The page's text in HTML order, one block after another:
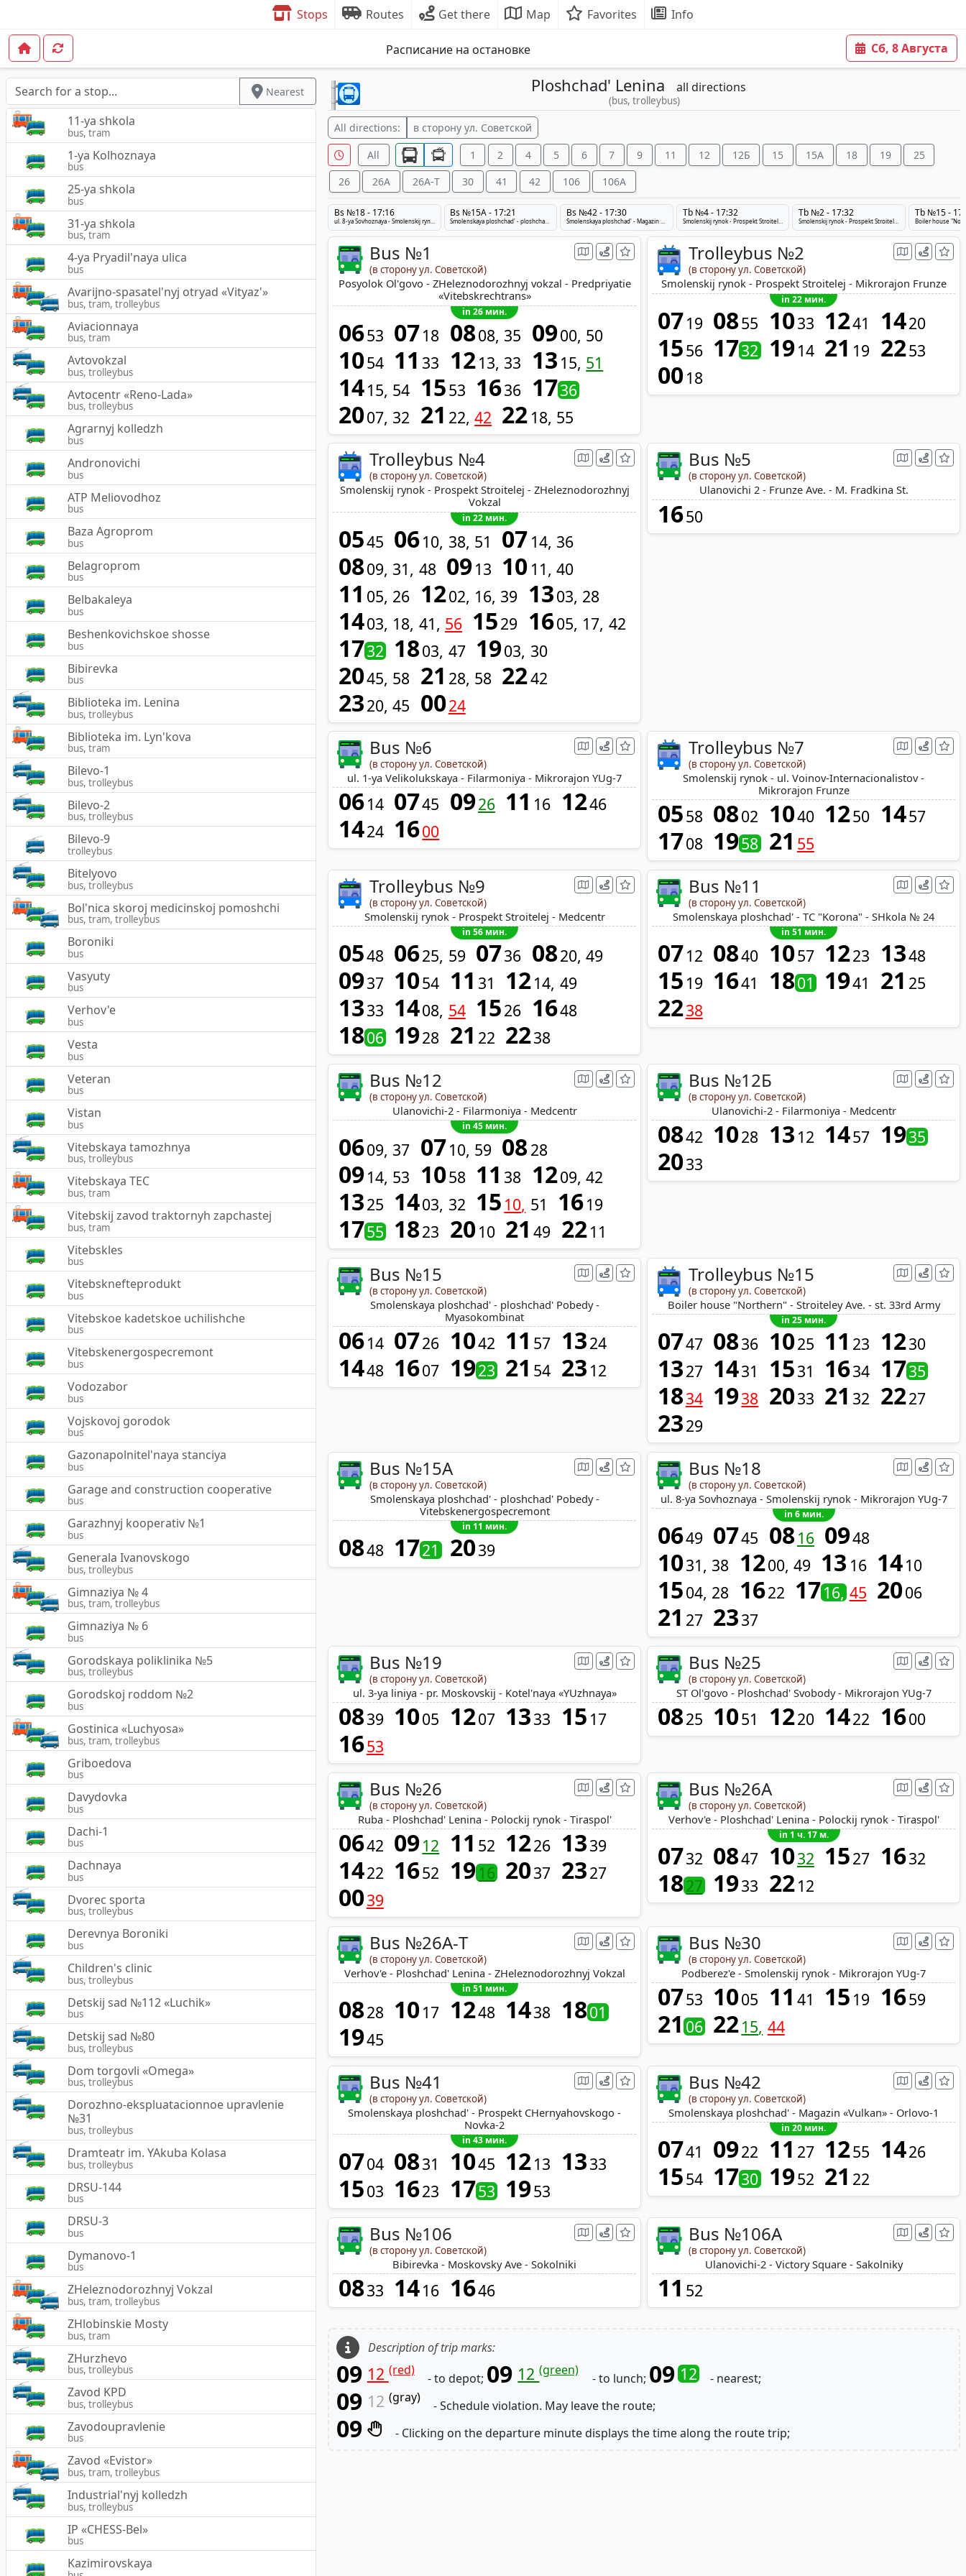
Stops Routes Get there Map Favorites Info
Расписание на остановке Сб, 8 Августа
Nearest
11-ya shkola
bus, tram
1-ya Kolhoznaya
bus
25-ya shkola
bus
31-ya shkola
bus, tram
4-ya Pryadil'naya ulica
bus
Avarijno-spasatel'nyj otryad «Vityaz'»
bus, tram, trolleybus
Aviacionnaya
bus, tram
Avtovokzal
bus, trolleybus
Avtocentr «Reno-Lada»
bus, trolleybus
Agrarnyj kolledzh
bus
Andronovichi
bus
ATP Meliovodhoz
bus
Baza Agroprom
bus
Belagroprom
bus
Belbakaleya
bus
Beshenkovichskoe shosse
bus
Bibirevka
bus
Biblioteka im. Lenina
bus, trolleybus
Biblioteka im. Lyn'kova
bus, tram
Bilevo-1
bus, trolleybus
Bilevo-2
bus, trolleybus
Bilevo-9
trolleybus
Bitelyovo
bus, trolleybus
Bol'nica skoroj medicinskoj pomoshchi
bus, tram, trolleybus
Boroniki
bus
Vasyuty
bus
Verhov'e
bus
Vesta
bus
Veteran
bus
Vistan
bus
Vitebskaya tamozhnya
bus, trolleybus
Vitebskaya TEC
bus, tram
Vitebskij zavod traktornyh zapchastej
bus, tram
Vitebskles
bus
Vitebsknefteprodukt
bus
Vitebskoe kadetskoe uchilishche
bus
Vitebskenergospecremont
bus
Vodozabor
bus
Vojskovoj gorodok
bus
Gazonapolnitel'naya stanciya
bus
Garage and construction cooperative
bus
Garazhnyj kooperativ №1
bus
Generala Ivanovskogo
bus, trolleybus
Gimnaziya № 4
bus, tram, trolleybus
Gimnaziya № 6
bus
Gorodskaya poliklinika №5
bus, trolleybus
Gorodskoj roddom №2
bus
Gostinica «Luchyosa»
bus, tram, trolleybus
Griboedova
bus
Davydovka
bus
Dachi-1
bus
Dachnaya
bus
Dvorec sporta
bus, trolleybus
Derevnya Boroniki
bus
Children's clinic
bus, trolleybus
Detskij sad №112 «Luchik»
bus
Detskij sad №80
bus, trolleybus
Dom torgovli «Omega»
bus, trolleybus
Dorozhno-ekspluatacionnoe upravlenie
№31
bus, trolleybus
Dramteatr im. YAkuba Kolasa
bus, trolleybus
DRSU-144
bus
DRSU-3
bus
Dymanovo-1
bus
ZHeleznodorozhnyj Vokzal
bus, tram, trolleybus
ZHlobinskie Mosty
bus, tram
ZHurzhevo
bus, trolleybus
Zavod KPD
bus, trolleybus
Zavodoupravlenie
bus
Zavod «Evistor»
bus, tram, trolleybus
Industrial'nyj kolledzh
bus, trolleybus
IP «CHESS-Bel»
bus
Kazimirovskaya
Ploshchad' Lenina all directions
(bus, trolleybus)
All directions: в сторону ул. Советской
All 1 2 4 5 6 7 9 11 12 12Б 15 15A 18 19
25
26
26A 26A-Т 30 41 42 106 106A
Bs №18 - 17:16
ul. 8-ya Sovhoznaya - Smolenskij rynok - Mikrorajon YUg-7
Bs №15A - 17:21 Bs №42 - 17:30 Tb №4 - 17:32
Smolenskij rynok - Prospekt Stroitelej - ZHeleznodorozhnyj Vokzal
Tb №2 - 17:32 Tb №15 -
Bus №1
(в сторону ул. Советской)
Posyolok Ol'govo - ZHeleznodorozhnyj vokzal - Predpriyatie
«Vitebskrechtrans»
in 26 мин.
0653 0718 0808 35 0900 50
1054 11 33 1213 33 13 15 51
1415 54 1553 1636 1736
2007 32 21 22 42 22 18 55
Trolleybus №2
(в сторону ул. Советской)
Smolenskij rynok - Prospekt Stroitelej - Mikrorajon Frunze
in 22 мин.
0719 0855 1033 1241 1420
1556 1732 1914 21 19 2253
0018
Trolleybus №4
(в сторону ул. Советской)
Smolenskij rynok - Prospekt Stroitelej - ZHeleznodorozhnyj
Vokzal
in 22 мин.
0545 0610 38 51 07 14 36
0809 31 48 0913 10 11 40
11 05 26 1202 16 39 1303 28
1403 18 41 56 1529 1605 17 42
1732 1803 47 1903 30
2045 58 21 28 58 2242
2320 45 0024
Bus №5
(в сторону ул. Советской)
Ulanovichi 2 - Frunze Ave. - M. Fradkina St.
1650
Bus №6
(в сторону ул. Советской)
ul. 1-ya Velikolukskaya - Filarmoniya - Mikrorajon YUg-7
0614 0745 0926 11 16 1246
1424 1600
Trolleybus №7
(в сторону ул. Советской)
Smolenskij rynok - ul. Voinov-Internacionalistov -
Mikrorajon Frunze
0558 0802 1040 1250 1457
1708 1958 21 55
Trolleybus №9
(в сторону ул. Советской)
Smolenskij rynok - Prospekt Stroitelej - Medcentr
in 56 мин.
0548 0625 59 0736 0820 49
0937 1054 11 31 1214 49
1333 1408 54 1526 1648
1806 1928 21 22 2238
Bus №11
(в сторону ул. Советской)
Smolenskaya ploshchad' - TC "Korona" - SHkola № 24
in 51 мин.
0712 0840 1057 1223 1348
15 19 1641 1801 1941 21 25
2238
Bus №12
(в сторону ул. Советской)
Ulanovichi-2 - Filarmoniya - Medcentr
in 45 мин.
0609 37 0710 59 0828
0914 53 1058 11 38 1209 42
1325 1403 32 15 10 51 1619
1755 1823 2010 21 49 2211
Bus №12Б
(в сторону ул. Советской)
Ulanovichi-2 - Filarmoniya - Medcentr
0842 1028 13 12 1457 1935
2033
Bus №15
(в сторону ул. Советской)
Smolenskaya ploshchad' - ploshchad' Pobedy -
Myasokombinat
0614 0726 1042 11 57 1324
1448 1607 1923 21 54 23 12
Trolleybus №15
(в сторону ул. Советской)
Boiler house "Northern" - Stroiteley Ave. - st. 33rd Army
in 25 мин.
0747 0836 1025 11 23 1230
1327 1431 1531 1634 1735
1834 1938 2033 21 32 2227
2329
Bus №15A
(в сторону ул. Советской)
Smolenskaya ploshchad' - ploshchad' Pobedy -
Vitebskenergospecremont
in 11 мин.
0848 1721 2039
Bus №18
(в сторону ул. Советской)
ul. 8-ya Sovhoznaya - Smolenskij rynok - Mikrorajon YUg-7
in 6 мин.
0649 0745 0816 0948
1031 38 1200 49 13 16 1410
1504 28 1622 1716 45 2006
21 27 2337
Bus №19
(в сторону ул. Советской)
ul. 3-ya liniya - pr. Moskovskij - Kotel'naya «YUzhnaya»
0839 1005 1207 1333 15 17
1653
Bus №25
(в сторону ул. Советской)
ST Ol'govo - Ploshchad' Svobody - Mikrorajon YUg-7
0825 1051 1220 1422 1600
Bus №26
(в сторону ул. Советской)
Ruba - Ploshchad' Lenina - Polockij rynok - Tiraspol'
0642 0912 11 52 1226 1339
1422 1652 1916 2037 2327
0039
Bus №26A
(в сторону ул. Советской)
Verhov'e - Ploshchad' Lenina - Polockij rynok - Tiraspol'
in 1 ч. 17 м.
0732 0847 1032 1527 1632
1827 1933 2212
Bus №26A-Т
(в сторону ул. Советской)
Verhov'e - Ploshchad' Lenina - ZHeleznodorozhnyj Vokzal
in 51 мин.
0828 1017 1248 1438 1801
1945
Bus №30
(в сторону ул. Советской)
Podberez'e - Smolenskij rynok - Mikrorajon YUg-7
0753 1005 11 41 15 19 1659
21 06 2215 44
Bus №41
(в сторону ул. Советской)
Smolenskaya ploshchad' - Prospekt CHernyahovskogo -
Novka-2
in 43 мин.
0704 0831 1045 1213 1333
1503 1623 1753 1953
Bus №42
(в сторону ул. Советской)
Smolenskaya ploshchad' - Magazin «Vulkan» - Orlovo-1
in 20 мин.
0741 0922 11 27 1255 1426
1554 1730 1952 21 22
Bus №106
(в сторону ул. Советской)
Bibirevka - Moskovsky Ave - Sokolniki
0833 1416 1646
Bus №106A
(в сторону ул. Советской)
Ulanovichi-2 - Victory Square - Sakolniky
11 52
Description of trip marks:
09 12(red)
- to depot; 09 12(green)
- to lunch; 09 12 - nearest;
09 12 (gray)
- Schedule violation. May leave the route;
09 - Clicking on the departure minute displays the time along the route trip;